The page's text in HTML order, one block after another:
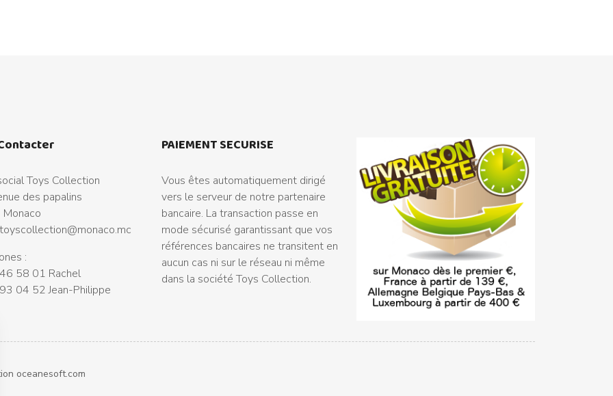
Toys Collection
des papalins
toyscollection@monaco.mc
:
58 01 Rachel
04 52 Jean-Philippe
PAIEMENT SECURISE
Vous êtes automatiquement dirigé
vers le serveur de notre partenaire
bancaire. La transaction passe en
mode sécurisé garantissant que vos
références bancaires ne transitent en
aucun cas ni sur le réseau ni même
dans la société Toys Collection.
oceanesoft.com